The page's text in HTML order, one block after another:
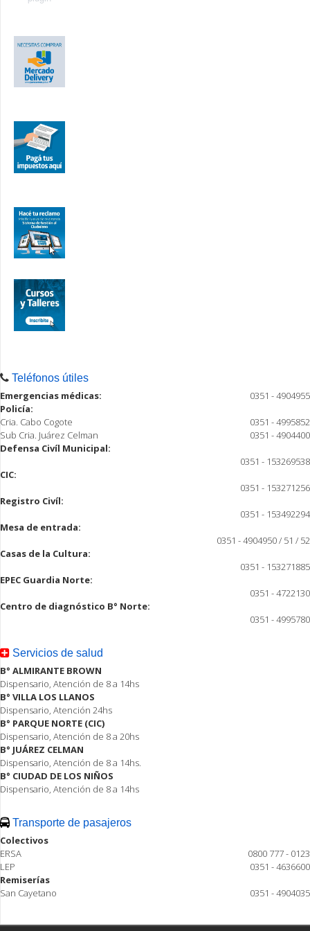
Teléfonos útiles
Emergencias médicas:
0351 - 4904955
Policía:
Cria. Cabo Cogote
0351 - 4995852
Sub Cria. Juárez Celman
0351 - 4904400
Defensa Civíl Municipal:
0351 - 153269538
CIC:
0351 - 153271256
Registro Civíl:
0351 - 153492294
Mesa de entrada:
0351 - 4904950 / 51 / 52
Casas de la Cultura:
0351 - 153271885
EPEC Guardia Norte:
0351 - 4722130
Centro de diagnóstico B° Norte:
0351 - 4995780
Servicios de salud
B° ALMIRANTE BROWN
Dispensario, Atención de 8 a 14hs
B° VILLA LOS LLANOS
Dispensario, Atención 24hs
B° PARQUE NORTE (CIC)
Dispensario, Atención de 8 a 20hs
B° JUÁREZ CELMAN
Dispensario, Atención de 8 a 14hs.
B° CIUDAD DE LOS NIÑOS
Dispensario, Atención de 8 a 14hs
Transporte de pasajeros
Colectivos
ERSA
0800 777 - 0123
LEP
0351 - 4636600
Remiserías
San Cayetano
0351 - 4904035